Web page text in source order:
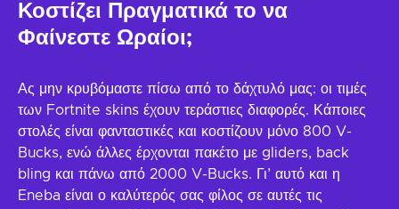
Κοστίζει Πραγματικά το να
Φαίνεστε Ωραίοι;
Ας μην κρυβόμαστε πίσω από το δάχτυλό μας: οι τιμές
των Fortnite skins έχουν τεράστιες διαφορές. Κάποιες
στολές είναι φανταστικές και κοστίζουν μόνο 800 V-
Bucks, ενώ άλλες έρχονται πακέτο με gliders, back
bling και πάνω από 2000 V-Bucks. Γι’ αυτό και η
Eneba είναι ο καλύτερός σας φίλος σε αυτές τις